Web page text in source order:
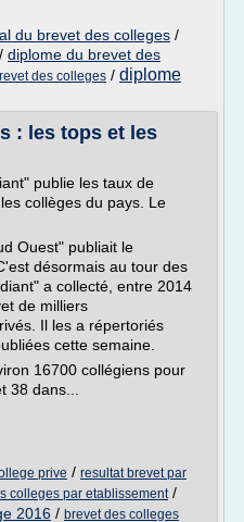
du brevet des colleges /
/ diplome du brevet des
des colleges / diplome
: les tops et les
publie les taux de
collèges du pays. Le
Ouest" publiait le
désormais au tour des
a collecté, entre 2014
de milliers
Il les a répertoriés
cette semaine.
16700 collégiens pour
38 dans...
prive / resultat brevet par
colleges par etablissement/
2016 / brevet des colleges